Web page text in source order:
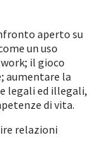
aperto su
un uso
il gioco
aumentare la
legali ed illegali,
di vita.
relazioni